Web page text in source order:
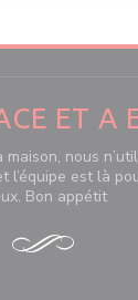
ET A
nous
est là
Bon appétit